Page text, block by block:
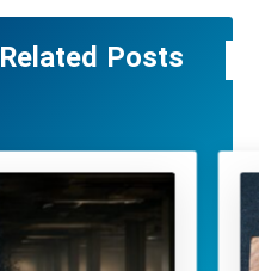
Related Posts ...